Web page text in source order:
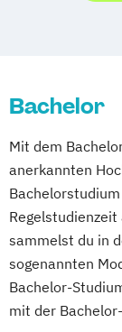
Bachelor
Mit dem
anerkannten
sammelst du in
sogenannten
Bachelor-
mit der